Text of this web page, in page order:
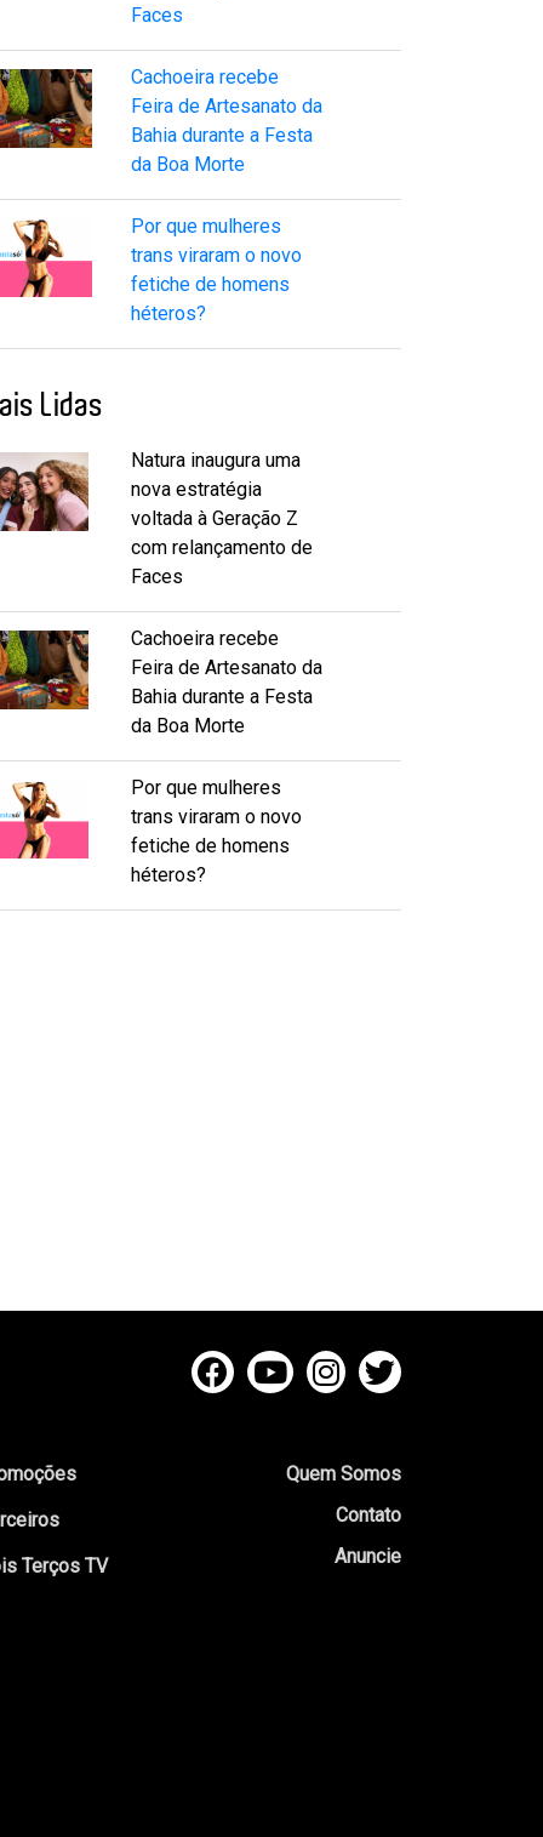
Faces
Cachoeira recebe
Feira de Artesanato da
Bahia durante a Festa
da Boa Morte
Por que mulheres
trans viraram o novo
fetiche de homens
héteros?
Lidas
Natura inaugura uma
nova estratégia
voltada à Geração Z
com relançamento de
Faces
Cachoeira recebe
Feira de Artesanato da
Bahia durante a Festa
da Boa Morte
Por que mulheres
trans viraram o novo
fetiche de homens
héteros?
Terços TV
Quem Somos
Contato
Anuncie